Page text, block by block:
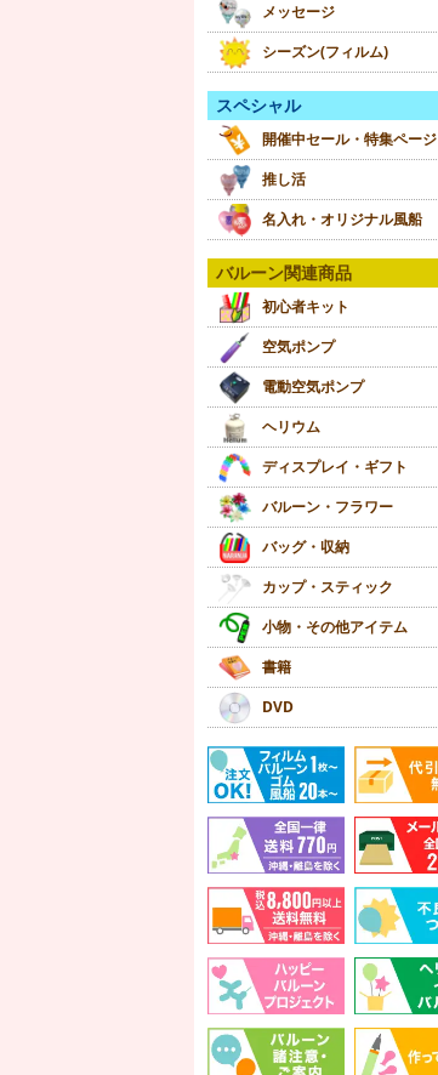
メッセージ
シーズン(フィルム)
スペシャル
開催中セール・特集ページ
推し活
名入れ・オリジナル風船
バルーン関連商品
初心者キット
空気ポンプ
電動空気ポンプ
ヘリウム
ディスプレイ・ギフト
バルーン・フラワー
バッグ・収納
カップ・スティック
小物・その他アイテム
書籍
DVD